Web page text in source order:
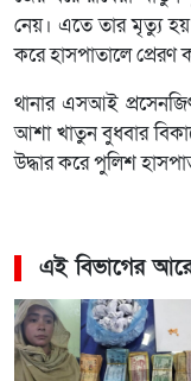
নেয়। এতে তার মৃত্যু
করে হাসপাতালে প্রেরণ
থানার এসআই
আশা খাতুন বুধবার
উদ্ধার করে পুলিশ
এই বিভাগের